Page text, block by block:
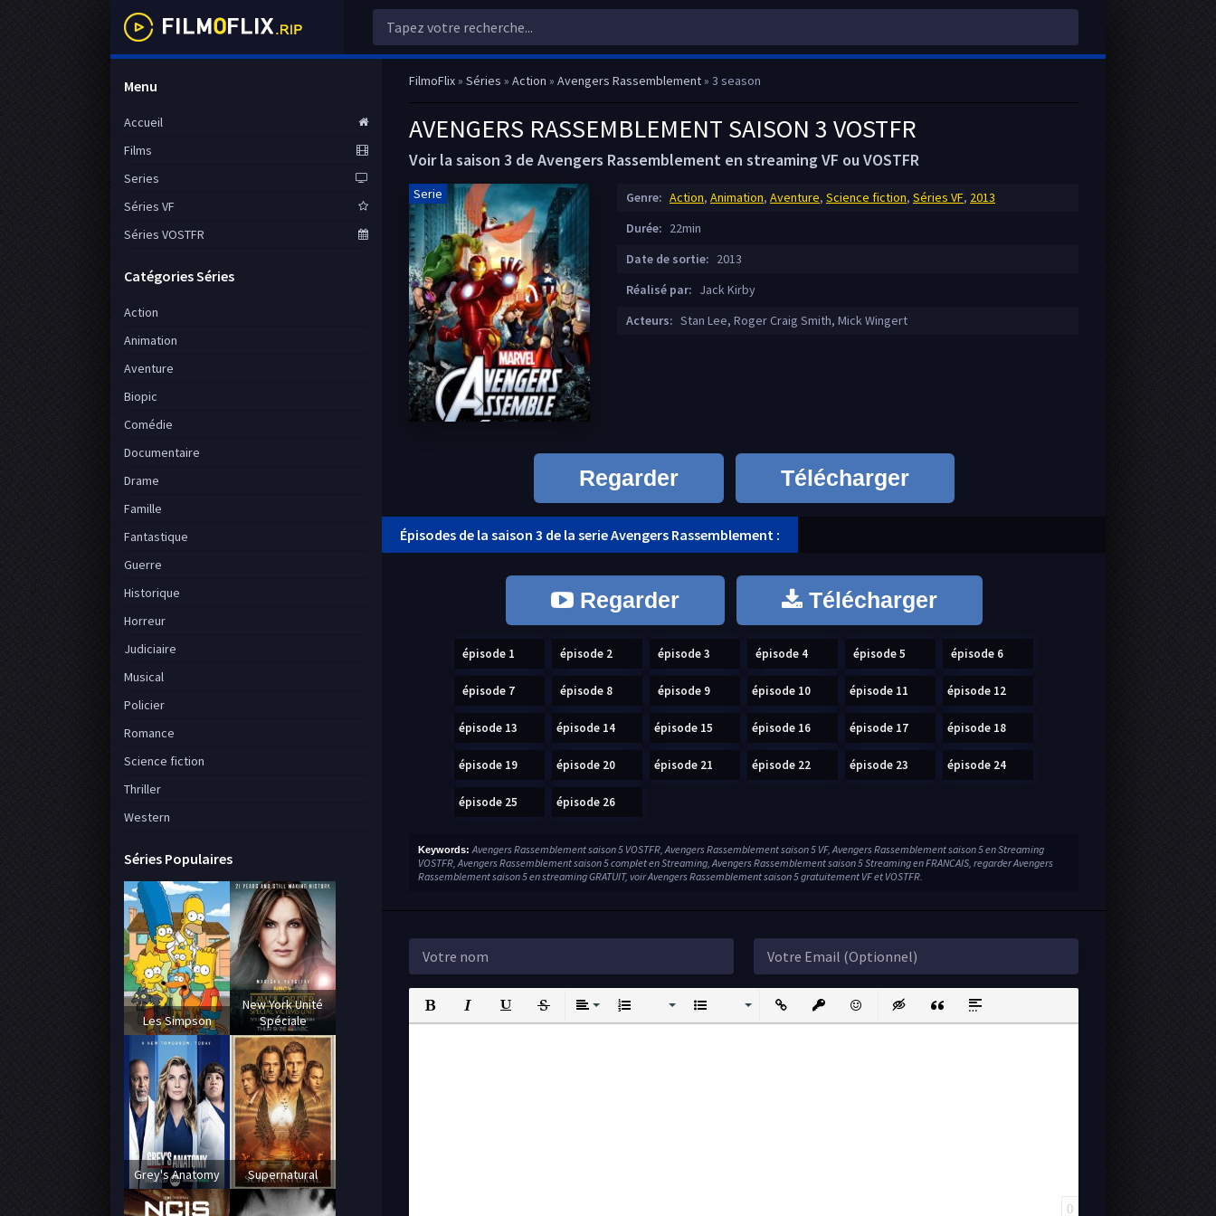
FilmoFlix» Séries » Action » Avengers Rassemblement» 3 season
AVENGERS RASSEMBLEMENT SAISON 3 VOSTFR
Voir la saison 3 de Avengers Rassemblement en streaming VF ou VOSTFR
Serie Genre: Action, Animation, Aventure, Science fiction, Séries VF, 2013
Durée: 22min
Date de sortie: 2013
Réalisé par: Jack Kirby
Acteurs: Stan Lee, Roger Craig Smith, Mick Wingert
Regarder Télécharger
Épisodes de la saison 3 de la serie Avengers Rassemblement :
Regarder Télécharger
épisode 1 épisode 2 épisode 3 épisode 4 épisode 5 épisode 6
épisode 7 épisode 8 épisode 9 épisode 10 épisode 11 épisode 12
épisode 13 épisode 14 épisode 15 épisode 16 épisode 17 épisode 18
épisode 19 épisode 20 épisode 21 épisode 22 épisode 23 épisode 24
épisode 25 épisode 26
Keywords: Avengers Rassemblement saison 5 VOSTFR, Avengers Rassemblement saison 5 VF, Avengers Rassemblement saison 5 en Streaming
VOSTFR, Avengers Rassemblement saison 5 complet en Streaming, Avengers Rassemblement saison 5 Streaming en FRANCAIS, regarder Avengers
Rassemblement saison 5 en streaming GRATUIT, voir Avengers Rassemblement saison 5 gratuitement VF et VOSTFR.
Bold Italic UnderlineStrikethrough
AlignOrdered List Unordered ListInsert LinkInsert protected link
EmoticonsInsert hidden text
Insert QuoteInsert spoiler
0
Menu
Accueil
Films
Series
Séries VF
Séries VOSTFR
Catégories Séries
Action
Animation
Aventure
Biopic
Comédie
Documentaire
Drame
Famille
Fantastique
Guerre
Historique
Horreur
Judiciaire
Musical
Policier
Romance
Science fiction
Thriller
Western
Séries Populaires
Les Simpson
New York Unité
Spéciale
Grey's Anatomy Supernatural